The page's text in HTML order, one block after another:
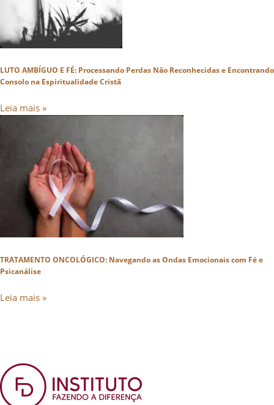
LUTO AMBÍGUO E FÉ: Processando Perdas Não Reconhecidas e Encontrando
Consolo na Espiritualidade Cristã
Leia mais »
TRATAMENTO ONCOLÓGICO: Navegando as Ondas Emocionais com Fé e
Psicanálise
Leia mais »